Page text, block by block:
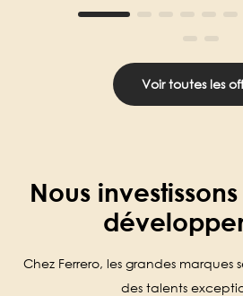
Voir toutes les
Nous
Chez Ferrero, les grandes marques
des talents